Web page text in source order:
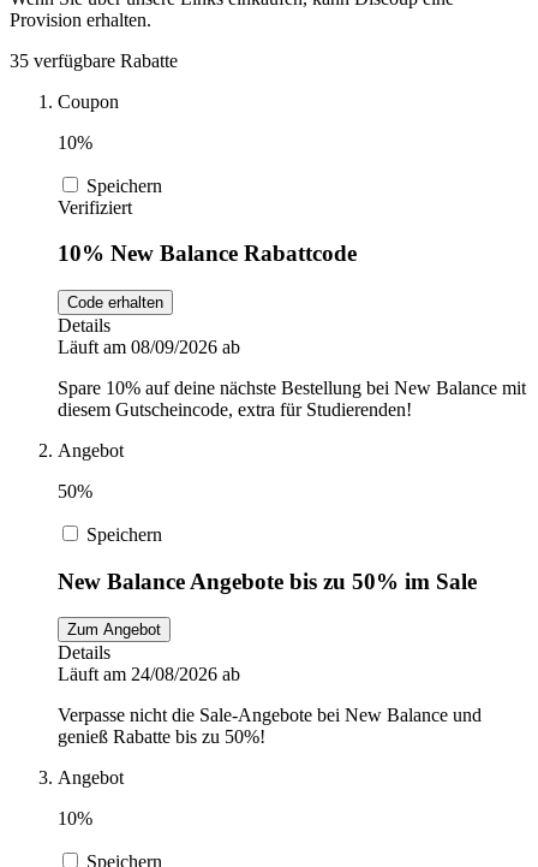
DocMorris
Audible
Sportstech
Oakley
Guess
Sport und
Autos und
Motorräder
Provision erhalten.
35 verfügbare Rabatte
Coupon
10%
Speichern
Verifiziert
10% New Balance Rabattcode
Code erhalten
Details
Läuft am 08/09/2026 ab
Spare 10% auf deine nächste Bestellung bei New Balance mit
diesem Gutscheincode, extra für Studierenden!
Angebot
50%
Speichern
New Balance Angebote bis zu 50% im Sale
Zum Angebot
Details
Läuft am 24/08/2026 ab
Verpasse nicht die Sale-Angebote bei New Balance und
genieß Rabatte bis zu 50%!
Angebot
10%
Speichern